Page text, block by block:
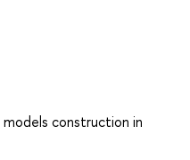
construction in